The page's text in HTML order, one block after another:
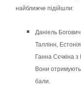
найближче підійшли:
Даніель
Таллінн,
Ганна Сєчкіна
Вони
бали.